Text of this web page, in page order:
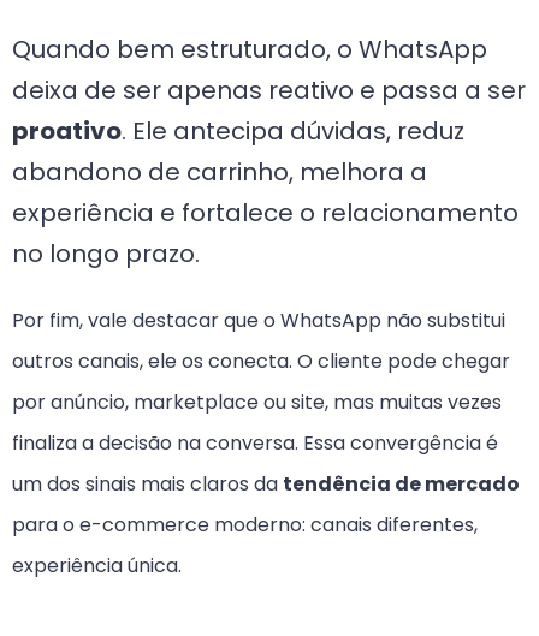
Quando bem estruturado, o WhatsApp
deixa de ser apenas reativo e passa a ser
proativo. Ele antecipa dúvidas, reduz
abandono de carrinho, melhora a
experiência e fortalece o relacionamento
no longo prazo.
Por fim, vale destacar que o WhatsApp não substitui
outros canais, ele os conecta. O cliente pode chegar
por anúncio, marketplace ou site, mas muitas vezes
finaliza a decisão na conversa. Essa convergência é
um dos sinais mais claros da tendência de mercado
para o e-commerce moderno: canais diferentes,
experiência única.